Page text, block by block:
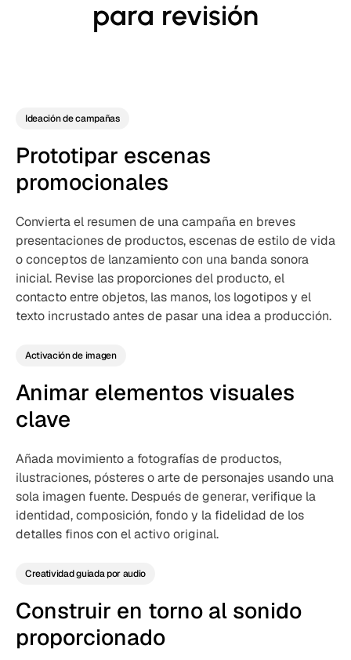
para revisión
Ideación de campañas
Prototipar escenas
promocionales
Convierta el resumen de una campaña en breves
presentaciones de productos, escenas de estilo de vida
o conceptos de lanzamiento con una banda sonora
inicial. Revise las proporciones del producto, el
contacto entre objetos, las manos, los logotipos y el
texto incrustado antes de pasar una idea a producción.
Activación de imagen
Animar elementos visuales
clave
Añada movimiento a fotografías de productos,
ilustraciones, pósteres o arte de personajes usando una
sola imagen fuente. Después de generar, verifique la
identidad, composición, fondo y la fidelidad de los
detalles finos con el activo original.
Creatividad guiada por audio
Construir en torno al sonido
proporcionado